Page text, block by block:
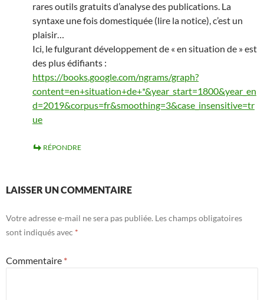
rares outils gratuits d’analyse des publications. La
syntaxe une fois domestiquée (lire la notice), c’est un
plaisir…
Ici, le fulgurant développement de « en situation de » est
des plus édifiants :
https://books.google.com/ngrams/graph?
content=en+situation+de+*&year_start=1800&year_en
d=2019&corpus=fr&smoothing=3&case_insensitive=tr
ue
RÉPONDRE
LAISSER UN COMMENTAIRE
Votre adresse e-mail ne sera pas publiée. Les champs obligatoires
sont indiqués avec *
Commentaire *